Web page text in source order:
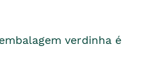
verdinha é